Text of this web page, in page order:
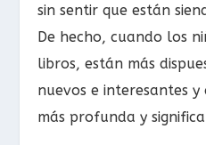
sin sentir que están
De hecho, cuando los
libros, están más
nuevos e interesantes
más profunda y